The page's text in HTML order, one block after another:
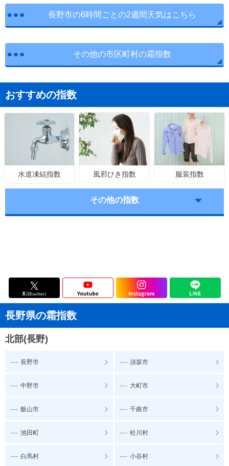
長野市の6時間ごとの2週間天気はこちら
その他の市区町村の霜指数
おすすめの指数
水道凍結指数 風邪ひき指数 服装指数
その他の指数
長野県の霜指数
北部(長野)
--- 長野市 --- 須坂市
--- 中野市 --- 大町市
--- 飯山市 --- 千曲市
--- 池田町 --- 松川村
--- 白馬村 --- 小谷村